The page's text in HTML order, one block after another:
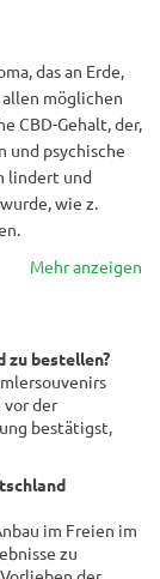
das an Erde,
möglichen
CBD-Gehalt, der,
und psychische
lindert und
wie z.
Mehr anzeigen
zu bestellen?
der
bestätigst,
im Freien im
zu